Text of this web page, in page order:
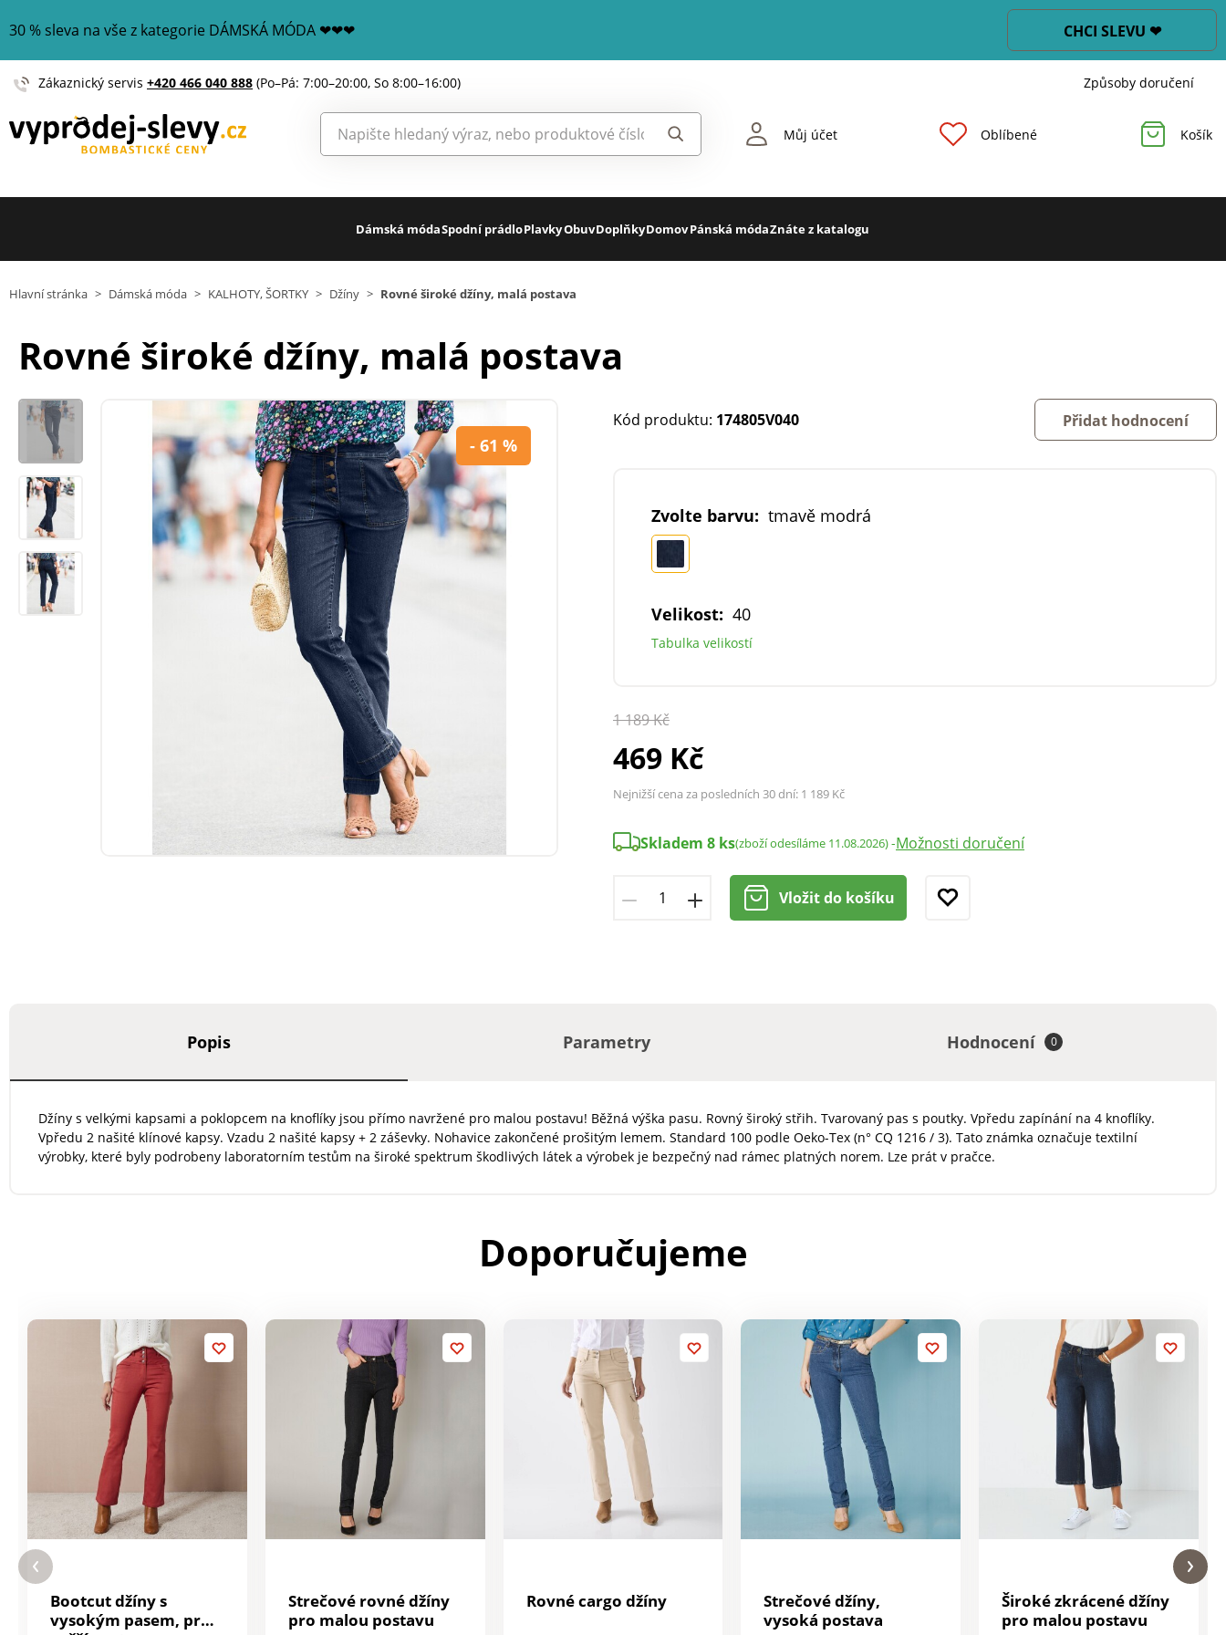
30 % sleva na vše z kategorie DÁMSKÁ MÓDA ❤❤❤ CHCI SLEVU ❤
Zákaznický servis +420 466 040 888 (Po–Pá: 7:00–20:00, So 8:00–16:00) Způsoby doručení
Můj účet Oblíbené Košík
Dámská módaSpodní prádloPlavkyObuvDoplňkyDomovPánská módaZnáte z katalogu
Hlavní stránka > Dámská móda > KALHOTY, ŠORTKY > Džíny > Rovné široké džíny, malá postava
Rovné široké džíny, malá postava
- 61 %
Kód produktu: 174805V040 Přidat hodnocení
Zvolte barvu: tmavě modrá
Velikost: 40
Tabulka velikostí
1 189 Kč
469 Kč
Nejnižší cena za posledních 30 dní: 1 189 Kč
Skladem 8 ks(zboží odesíláme 11.08.2026)-Možnosti doručení
Vložit do košíku
Popis Parametry Hodnocení 0
Džíny s velkými kapsami a poklopcem na knoflíky jsou přímo navržené pro malou postavu! Běžná výška pasu. Rovný široký střih. Tvarovaný pas s poutky. Vpředu zapínání na 4 knoflíky.
Vpředu 2 našité klínové kapsy. Vzadu 2 našité kapsy + 2 záševky. Nohavice zakončené prošitým lemem. Standard 100 podle Oeko-Tex (n° CQ 1216 / 3). Tato známka označuje textilní
výrobky, které byly podrobeny laboratorním testům na široké spektrum škodlivých látek a výrobek je bezpečný nad rámec platných norem. Lze prát v pračce.
Doporučujeme
Bootcut džíny s
vysokým pasem, pro
Strečové rovné džíny
pro malou postavu
Rovné cargo džíny
Strečové džíny,
vysoká postava
Široké zkrácené džíny
pro malou postavu